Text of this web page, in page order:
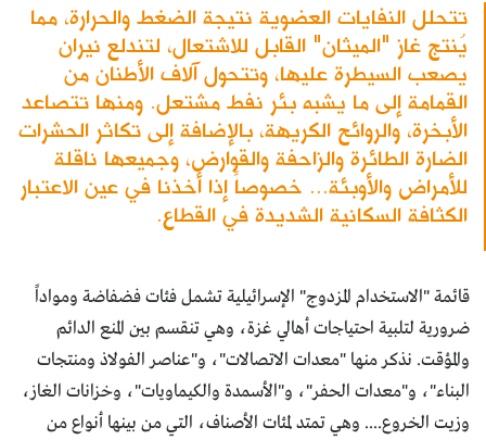
تتحلل النفايات العضوية نتيجة الضغط والحرارة، مما
يُنتج غاز "الميثان" القابل للاشتعال، لتندلع نيران
يصعب السيطرة عليها، وتتحول آلاف الأطنان من
القمامة إلى ما يشبه بئر نفط مشتعل. ومنها تتصاعد
الأبخرة، والروائح الكريهة، بالإضافة إلى تكاثر الحشرات
الضارة الطائرة والزاحفة والقوارض، وجميعها ناقلة
للأمراض والأوبئة... خصوصاً إذا أخذنا في عين الاعتبار
الكثافة السكانية الشديدة في القطاع.
قائمة "الاستخدام المزدوج" الإسرائيلية تشمل فئات فضفاضة ومواداً
ضرورية لتلبية احتياجات أهالي غزة، وهي تنقسم بين المنع الدائم
والمؤقت. نذكر منها "معدات الاتصالات"، و"عناصر الفولاذ ومنتجات
البناء"، و"معدات الحفر"، و"الأسمدة والكيماويات"، وخزانات الغاز،
وزيت الخروع.... وهي تمتد لمئات الأصناف، التي من بينها أنواع من